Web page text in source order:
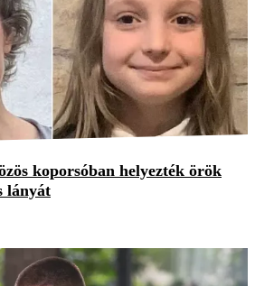
koporsóban helyezték örök
lányát